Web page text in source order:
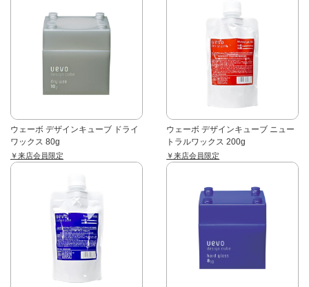
ウェーボ デザインキューブ ドライ
ワックス 80g
￥来店会員限定
ウェーボ デザインキューブ ニュー
トラルワックス 200g
￥来店会員限定